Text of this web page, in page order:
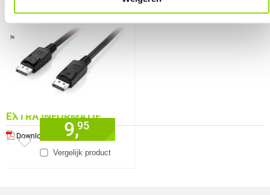
⚑ Fout melden
EXTRA INFORMATIE
Download specificatie sheet
Vergelijk product
9,95